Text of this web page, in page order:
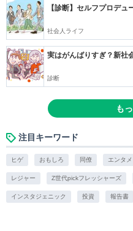
【診断】セルフプロデ
社会人ライフ
実はがんばりすぎ？新社
診断
も
注目キーワード
ヒゲ おもしろ 同僚 エンタメ
レジャー Z世代pickフレッシャーズ
インスタジェニック 投資 報告書